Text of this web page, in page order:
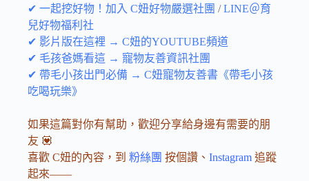
✔ 一起挖好物！加入 C妞好物嚴選社團 /LINE＠育
兒好物福利社
✔ 影片版在這裡 → C妞的YOUTUBE頻道
✔ 毛孩爸媽看這 → 寵物友善資訊社團
✔ 帶毛小孩出門必備 → C妞寵物友善書《帶毛小孩
吃喝玩樂》
如果這篇對你有幫助，歡迎分享給身邊有需要的朋
友 💟
喜歡 C妞的內容，到 粉絲團 按個讚、 Instagram 追蹤
起來——